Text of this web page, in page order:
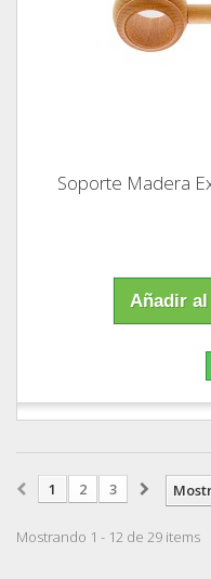
Soporte Madera
Añadir
1 2 3
Mostrando 1 - 12 de 29 items